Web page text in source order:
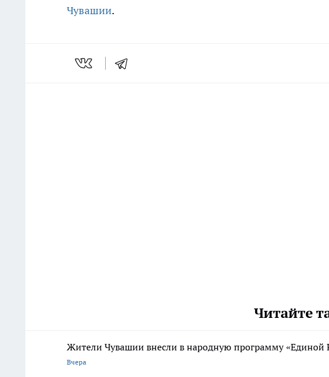
Чувашии.
Читайте
Жители Чувашии внесли в народную программу «Единой
Вчера